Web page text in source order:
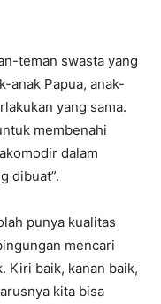
teman swasta yang
anak Papua, anak-
yang sama.
membenahi
dalam
dibuat”.
punya kualitas
mencari
Kiri baik, kanan baik,
kita bisa